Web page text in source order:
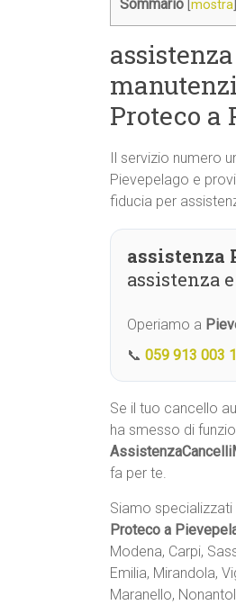
Sommario mostra
Proteco a
Il servizio numero
Pievepelago e
fiducia per
assistenza
assistenza
Operiamo a
📞 059 913 003 1
Se il tuo cancello
ha smesso di
fa per te.
Siamo specializzati
Proteco a
Modena, Carpi,
Emilia, Mirandola,
Maranello,